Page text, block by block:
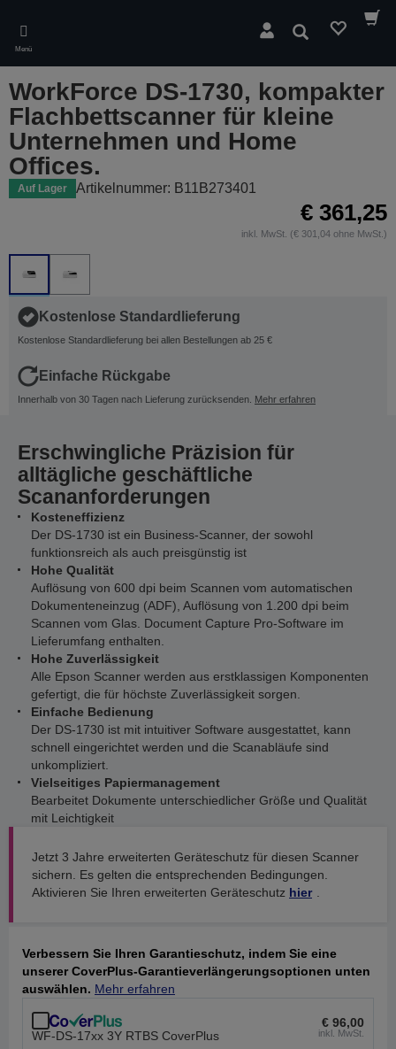
main
content
Menü
Suchen
WorkForce DS-1730, kompakter
Flachbettscanner für kleine
Unternehmen und Home
Offices.
Auf Lager Artikelnummer: B11B273401
€ 361,25
inkl. MwSt. (€ 301,04 ohne MwSt.)
Kostenlose Standardlieferung
Kostenlose Standardlieferung bei allen Bestellungen ab 25 €
Einfache Rückgabe
Innerhalb von 30 Tagen nach Lieferung zurücksenden. Mehr erfahren
Erschwingliche Präzision für
alltägliche geschäftliche
Scananforderungen
Kosteneffizienz
Der DS-1730 ist ein Business-Scanner, der sowohl
funktionsreich als auch preisgünstig ist
Hohe Qualität
Auflösung von 600 dpi beim Scannen vom automatischen
Dokumenteneinzug (ADF), Auflösung von 1.200 dpi beim
Scannen vom Glas. Document Capture Pro-Software im
Lieferumfang enthalten.
Hohe Zuverlässigkeit
Alle Epson Scanner werden aus erstklassigen Komponenten
gefertigt, die für höchste Zuverlässigkeit sorgen.
Einfache Bedienung
Der DS-1730 ist mit intuitiver Software ausgestattet, kann
schnell eingerichtet werden und die Scanabläufe sind
unkompliziert.
Vielseitiges Papiermanagement
Bearbeitet Dokumente unterschiedlicher Größe und Qualität
mit Leichtigkeit
Jetzt 3 Jahre erweiterten Geräteschutz für diesen Scanner
sichern. Es gelten die entsprechenden Bedingungen.
Aktivieren Sie Ihren erweiterten Geräteschutz hier
Verbessern Sie Ihren Garantieschutz, indem Sie eine
unserer CoverPlus-Garantieverlängerungsoptionen unten
auswählen. Mehr erfahren
WF-DS-17xx 3Y RTBS CoverPlus
€ 96,00
inkl. MwSt.